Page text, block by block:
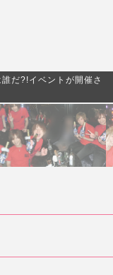
だ?!イベントが開催さ